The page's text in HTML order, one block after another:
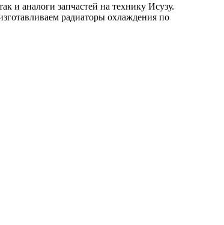
и аналоги запчастей на технику Исузу.
радиаторы охлаждения по